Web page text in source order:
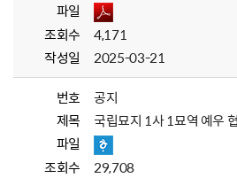
파일
조회수
4,171
작성일
2025-03-21
번호
공지
제목
국립묘지 1사 1묘역 예우
파일
조회수
29,708